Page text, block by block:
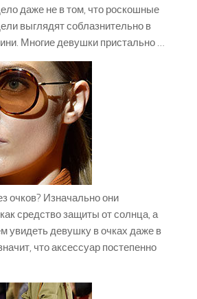
даже не в том, что роскошные
выглядят соблазнительно в
Многие девушки пристально …
очков? Изначально они
средство защиты от солнца, а
увидеть девушку в очках даже в
что аксессуар постепенно